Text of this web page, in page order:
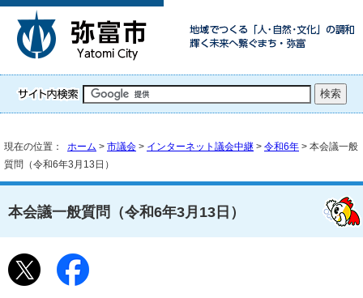
現在の位置： ホーム > 市議会 > インターネット議会中継 > 令和6年 > 本会議一般
質問（令和6年3月13日）
本会議一般質問（令和6年3月13日）